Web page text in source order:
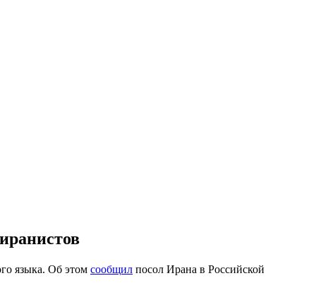
языка. Об этом сообщил посол Ирана в Российской